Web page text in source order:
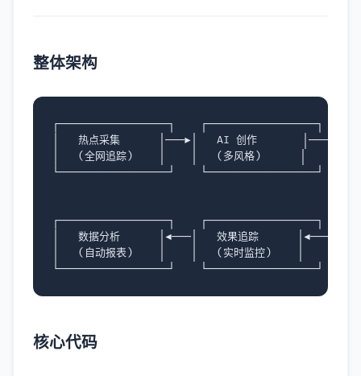
整体架构
┌─────────────────┐    ┌─────────────────┐
│   热点采集      │───▶│   AI 创作       │───▶│
│   (全网追踪)    │    │   (多风格)      │    │   (
└─────────────────┘    └─────────────────┘
┌─────────────────┐    ┌─────────────────┐
│   数据分析      │◀───│   效果追踪      │◀───│
│   (自动报表)    │    │   (实时监控)    │    │   (
核心代码